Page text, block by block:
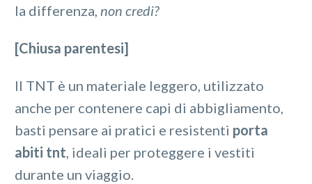
la differenza, non credi?
[Chiusa parentesi]
Il TNT è un materiale leggero, utilizzato
anche per contenere capi di abbigliamento,
basti pensare ai pratici e resistenti porta
abiti tnt, ideali per proteggere i vestiti
durante un viaggio.